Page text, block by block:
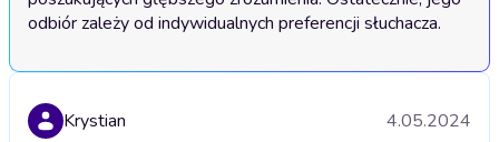
odbiór zależy od indywidualnych preferencji słuchacza.
Krystian 4.05.2024